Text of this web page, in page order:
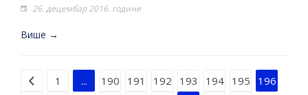
26. децембар 2016. године
Више →
Strana 196 od 228
1 ... 190 191 192 193 194 195
196